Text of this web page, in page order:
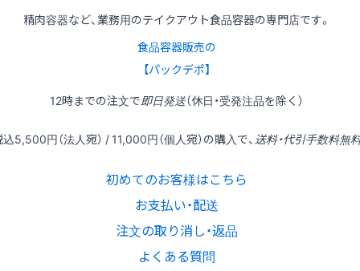
精肉容器など、業務用のテイクアウト食品容器の専門店です。
食品容器販売の
【パックデポ】
12時までの注文で即日発送（休日・受発注品を除く）
込5,500円（法人宛） / 11,000円（個人宛）の購入で、 送料・代引手数料無
初めてのお客様はこちら
お支払い・配送
注文の取り消し・返品
よくある質問